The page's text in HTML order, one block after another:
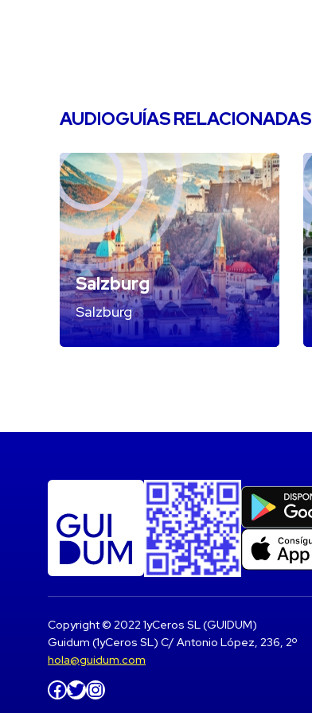
AUDIOGUÍAS RELACIONADAS
Salzburg
Salzburg
Copyright © 2022 1yCeros SL (GUIDUM)
Guidum (1yCeros SL) C/ Antonio López, 236, 2º
hola@guidum.com
Facebook Twitter Instagram